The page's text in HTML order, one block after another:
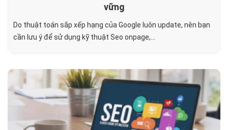
vững
Do thuật toán sắp xếp hạng của Google luôn update, nên bạn
cần lưu ý để sử dụng kỹ thuật Seo onpage,...